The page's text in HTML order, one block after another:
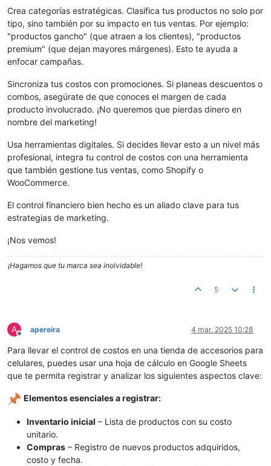
Crea categorías estratégicas. Clasifica tus productos no solo por
tipo, sino también por su impacto en tus ventas. Por ejemplo:
"productos gancho" (que atraen a los clientes), "productos
premium" (que dejan mayores márgenes). Esto te ayuda a
enfocar campañas.
Sincroniza tus costos con promociones. Si planeas descuentos o
combos, asegúrate de que conoces el margen de cada
producto involucrado. ¡No queremos que pierdas dinero en
nombre del marketing!
Usa herramientas digitales. Si decides llevar esto a un nivel más
profesional, integra tu control de costos con una herramienta
que también gestione tus ventas, como Shopify o
WooCommerce.
El control financiero bien hecho es un aliado clave para tus
estrategias de marketing.
¡Nos vemos!
¡Hagamos que tu marca sea inolvidable!
5
A
Desconectado
apereira 4 mar. 2025 10:28
Para llevar el control de costos en una tienda de accesorios para
celulares, puedes usar una hoja de cálculo en Google Sheets
que te permita registrar y analizar los siguientes aspectos clave:
Elementos esenciales a registrar:
Inventario inicial – Lista de productos con su costo
unitario.
Compras – Registro de nuevos productos adquiridos,
costo y fecha.